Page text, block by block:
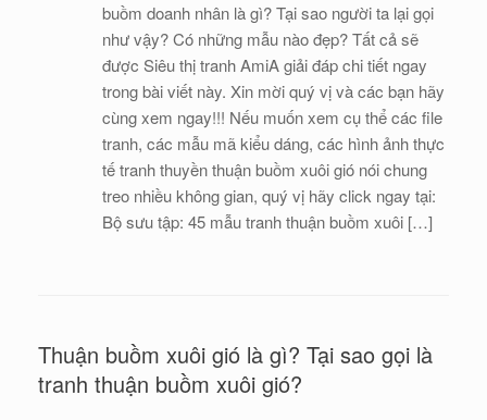
buồm doanh nhân là gì? Tại sao người ta lại gọi
như vậy? Có những mẫu nào đẹp? Tất cả sẽ
được Siêu thị tranh AmiA giải đáp chi tiết ngay
trong bài viết này. Xin mời quý vị và các bạn hãy
cùng xem ngay!!! Nếu muốn xem cụ thể các file
tranh, các mẫu mã kiểu dáng, các hình ảnh thực
tế tranh thuyền thuận buồm xuôi gió nói chung
treo nhiều không gian, quý vị hãy click ngay tại:
Bộ sưu tập: 45 mẫu tranh thuận buồm xuôi […]
Thuận buồm xuôi gió là gì? Tại sao gọi là
tranh thuận buồm xuôi gió?